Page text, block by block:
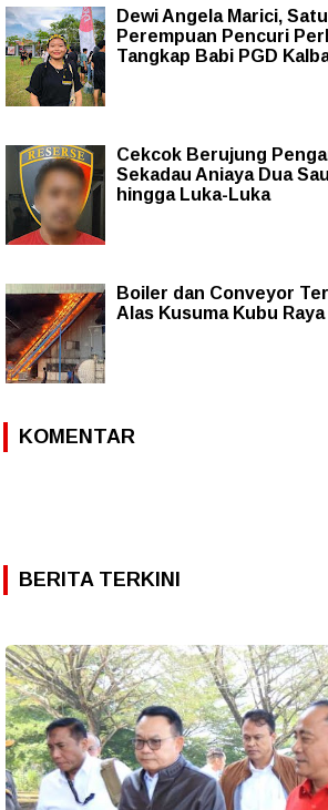
Dewi Angela Marici,
Perempuan Pencuri
Tangkap Babi PGD
Cekcok Berujung
Sekadau Aniaya Dua
hingga Luka-Luka
Boiler dan Conveyor
Alas Kusuma Kubu
KOMENTAR
BERITA TERKINI